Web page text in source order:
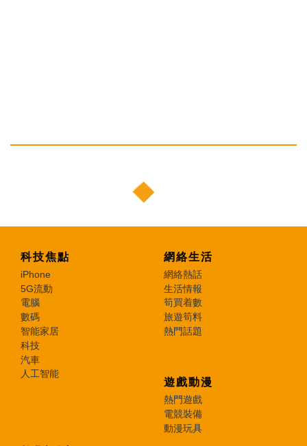
科技焦點
iPhone
5G流動
電腦
數碼
智能家居
科技
汽車
人工智能
網絡生活
網絡熱話
生活情報
筍買着數
旅遊筍料
熱門話題
遊戲動漫
熱門遊戲
電競裝備
動漫玩具